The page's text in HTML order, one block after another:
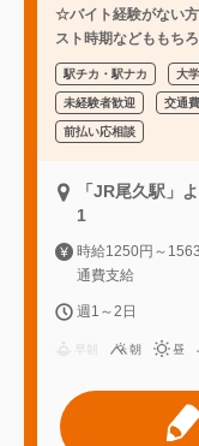
☆バイト経験がない
スト時期などももち
駅チカ・駅ナカ 大
未経験者歓迎 交通
前払い応相談
「JR尾久駅」
1
時給1250円～
通費支給
週1～2日
朝 昼